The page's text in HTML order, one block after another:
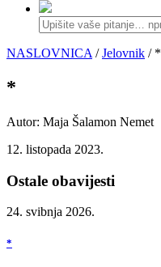
NASLOVNICA /Jelovnik / *
*
Autor: Maja Šalamon Nemet
12. listopada 2023.
Ostale obavijesti
24. svibnja 2026.
*